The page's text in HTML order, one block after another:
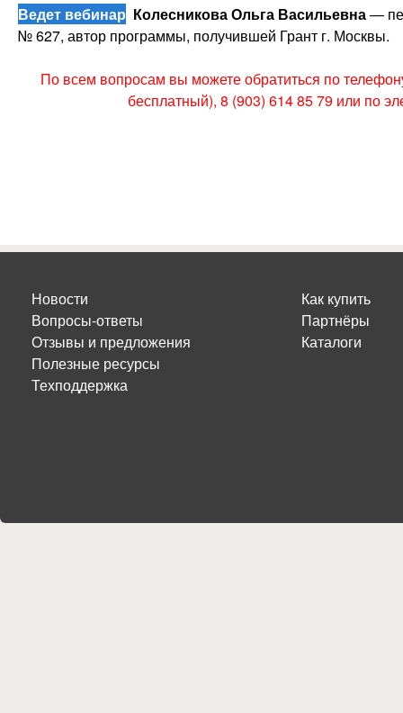
Ведет вебинар Колесникова Ольга Васильевна—
№ 627, автор программы, получившей Грант г. Москвы.
По всем вопросам вы можете обратиться по
бесплатный), 8 (903) 614 85 79 или по
Новости
Вопросы-ответы
Отзывы и предложения
Полезные ресурсы
Техподдержка
Как купить
Партнёры
Каталоги